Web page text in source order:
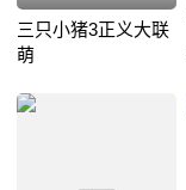
三只小猪3正义大联
萌